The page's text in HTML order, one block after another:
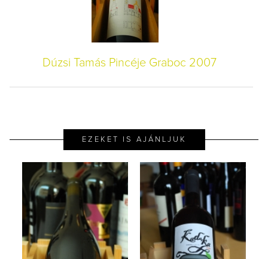
Dúzsi Tamás Pincéje Graboc 2007
EZEKET IS AJÁNLJUK